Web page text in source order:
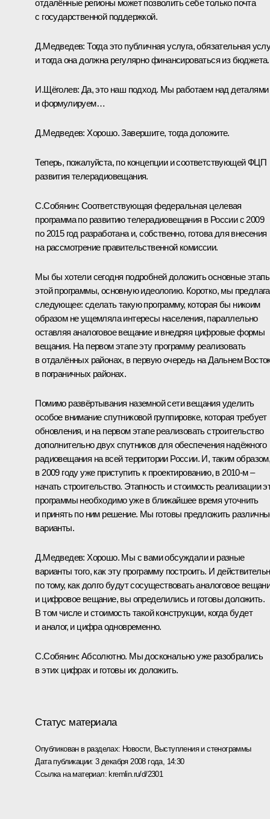
отдалённые регионы может позволить себе только почта
с государственной поддержкой.
Д.Медведев: Тогда это публичная услуга, обязательная
и тогда она должна регулярно финансироваться из бюджета.
И.Щёголев: Да, это наш подход. Мы работаем над деталями
и формулируем…
Д.Медведев: Хорошо. Завершите, тогда доложите.
Теперь, пожалуйста, по концепции и соответствующей ФЦП
развития телерадиовещания.
С.Собянин: Соответствующая федеральная целевая
программа по развитию телерадиовещания в России с 2009
по 2015 год разработана и, собственно, готова для внесения
на рассмотрение правительственной комиссии.
Мы бы хотели сегодня подробней доложить основные
этой программы, основную идеологию. Коротко, мы
следующее: сделать такую программу, которая бы никоим
образом не ущемляла интересы населения, параллельно
оставляя аналоговое вещание и внедряя цифровые формы
вещания. На первом этапе эту программу реализовать
в отдалённых районах, в первую очередь на Дальнем
в пограничных районах.
Помимо развёртывания наземной сети вещания уделить
особое внимание спутниковой группировке, которая требует
обновления, и на первом этапе реализовать строительство
дополнительно двух спутников для обеспечения надёжного
радиовещания на всей территории России. И, таким
в 2009 году уже приступить к проектированию, в 2010-м –
начать строительство. Этапность и стоимость реализации
программы необходимо уже в ближайшее время уточнить
и принять по ним решение. Мы готовы предложить
варианты.
Д.Медведев: Хорошо. Мы с вами обсуждали и разные
варианты того, как эту программу построить. И
по тому, как долго будут сосуществовать аналоговое
и цифровое вещание, вы определились и готовы доложить.
В том числе и стоимость такой конструкции, когда будет
и аналог, и цифра одновременно.
С.Собянин: Абсолютно. Мы досконально уже разобрались
в этих цифрах и готовы их доложить.
Статус материала
Опубликован в разделах: Новости, Выступления и стенограммы
Дата публикации:3 декабря 2008 года, 14:30
Ссылка на материал: kremlin.ru/d/2301